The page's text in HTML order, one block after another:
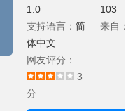
1.0
支持语言：简
体中文
网友评分：
3
分
103
来自：